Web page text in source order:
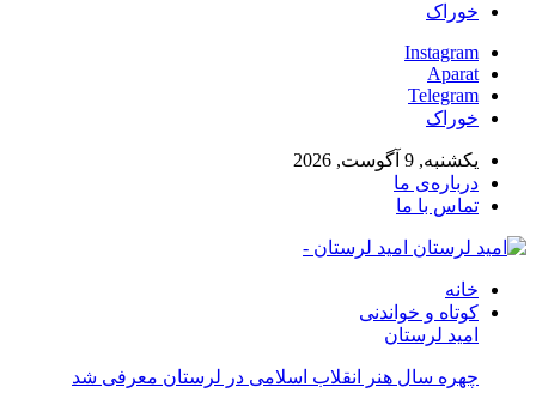
خوراک
Instagram
Aparat
Telegram
خوراک
یکشنبه, 9 آگوست, 2026
درباره‌ی ما
تماس با ما
امید لرستان -
خانه
کوتاه و خواندنی
امید لرستان
چهره سال هنر انقلاب اسلامی در لرستان معرفی شد